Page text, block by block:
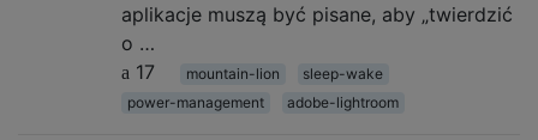
aplikacje muszą być pisane, aby „twierdzić
o …
17
mountain-lion
sleep-wake
power-management
adobe-lightroom